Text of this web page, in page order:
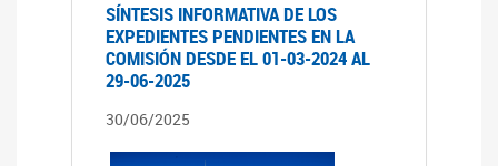
SÍNTESIS INFORMATIVA DE LOS
EXPEDIENTES PENDIENTES EN LA
COMISIÓN DESDE EL 01-03-2024 AL
29-06-2025
30/06/2025